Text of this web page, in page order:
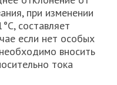
при изменении
составляет
если нет особых
вносить
тока